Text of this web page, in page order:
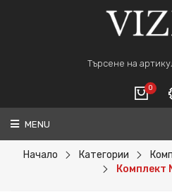
0
ВАШАТА
MENU
Начало Категории
Комплект